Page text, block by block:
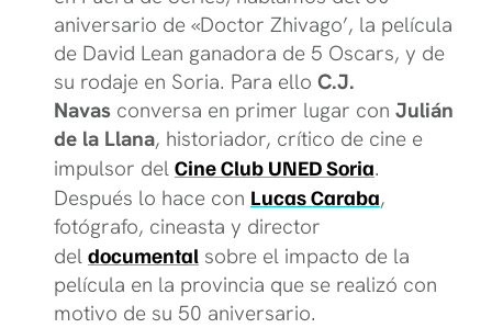
aniversario de «Doctor Zhivago’, la película
de David Lean ganadora de 5 Oscars, y de
su rodaje en Soria. Para ello C.J.
Navasconversa en primer lugar con Julián
de la Llana, historiador, crítico de cine e
impulsor del Cine Club UNED Soria.
Después lo hace con Lucas Caraba,
fotógrafo, cineasta y director
del documentalsobre el impacto de la
película en la provincia que se realizó con
motivo de su 50 aniversario.